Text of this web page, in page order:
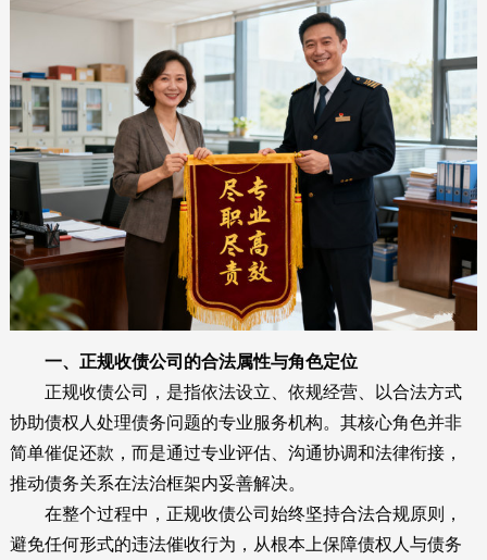
一、正规收债公司的合法属性与角色定位
正规收债公司，是指依法设立、依规经营、以合法方式
协助债权人处理债务问题的专业服务机构。其核心角色并非
简单催促还款，而是通过专业评估、沟通协调和法律衔接，
推动债务关系在法治框架内妥善解决。
在整个过程中，正规收债公司始终坚持合法合规原则，
避免任何形式的违法催收行为，从根本上保障债权人与债务